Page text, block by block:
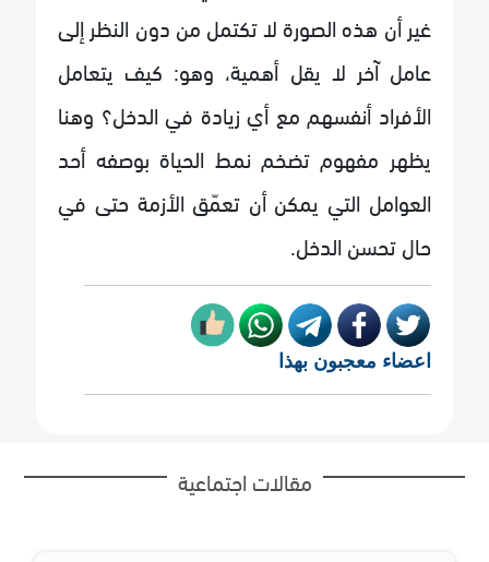
غير أن هذه الصورة لا تكتمل من دون النظر إلى
عامل آخر لا يقل أهمية، وهو: كيف يتعامل
الأفراد أنفسهم مع أي زيادة في الدخل؟ وهنا
يظهر مفهوم تضخم نمط الحياة بوصفه أحد
العوامل التي يمكن أن تعمّق الأزمة حتى في
حال تحسن الدخل.
اعضاء معجبون بهذا
مقالات اجتماعية